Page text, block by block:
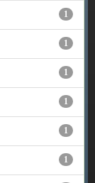
1
1
1
1
1
1